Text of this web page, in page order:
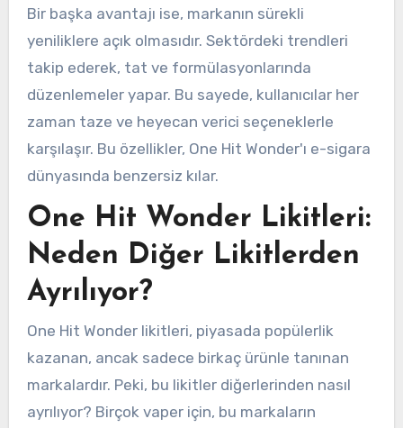
Bir başka avantajı ise, markanın sürekli
yeniliklere açık olmasıdır. Sektördeki trendleri
takip ederek, tat ve formülasyonlarında
düzenlemeler yapar. Bu sayede, kullanıcılar her
zaman taze ve heyecan verici seçeneklerle
karşılaşır. Bu özellikler, One Hit Wonder'ı e-sigara
dünyasında benzersiz kılar.
One Hit Wonder Likitleri:
Neden Diğer Likitlerden
Ayrılıyor?
One Hit Wonder likitleri, piyasada popülerlik
kazanan, ancak sadece birkaç ürünle tanınan
markalardır. Peki, bu likitler diğerlerinden nasıl
ayrılıyor? Birçok vaper için, bu markaların